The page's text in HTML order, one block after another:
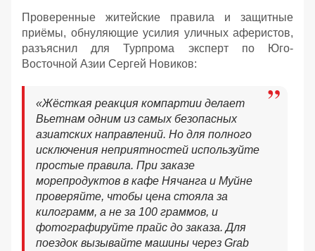
Проверенные житейские правила и защитные
приёмы, обнуляющие усилия уличных аферистов,
разъяснил для Турпрома эксперт по Юго-
Восточной Азии Сергей Новиков:
«Жёсткая реакция компартии делает
Вьетнам одним из самых безопасных
азиатских направлений. Но для полного
исключения неприятностей используйте
простые правила. При заказе
морепродуктов в кафе Нячанга и Муйне
проверяйте, чтобы цена стояла за
килограмм, а не за 100 граммов, и
фотографируйте прайс до заказа. Для
поездок вызывайте машины через Grab